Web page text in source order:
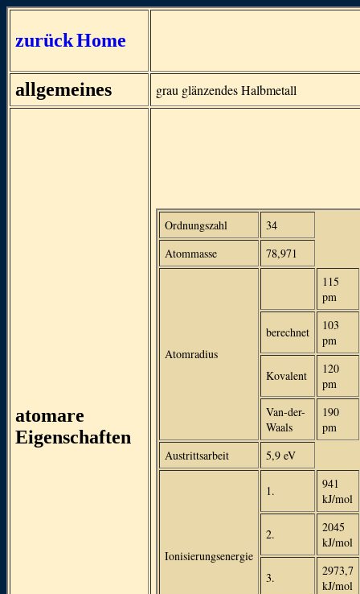
zurückHome
allgemeines grau glänzendes Halbmetall
atomare
Eigenschaften
Ordnungszahl
34
Atommasse
78,971
Atomradius
115
pm
berechnet
103
pm
Kovalent
120
pm
Van-der-
Waals
190
pm
Austrittsarbeit
5,9 eV
Ionisierungsenergie
1.
941
kJ/mol
2.
2045
kJ/mol
3.
2973,7
kJ/mol